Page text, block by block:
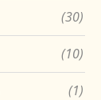
(30)
(10)
(1)